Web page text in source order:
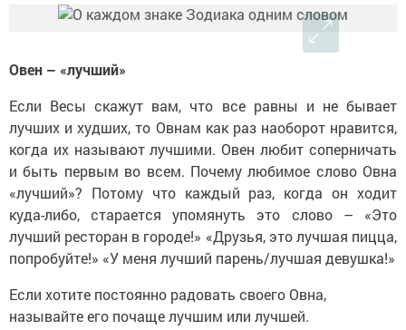
Овен – «лучший»
Если Весы скажут вам, что все равны и не бывает
лучших и худших, то Овнам как раз наоборот нравится,
когда их называют лучшими. Овен любит соперничать
и быть первым во всем. Почему любимое слово Овна
«лучший»? Потому что каждый раз, когда он ходит
куда-либо, старается упомянуть это слово – «Это
лучший ресторан в городе!» «Друзья, это лучшая пицца,
попробуйте!» «У меня лучший парень/лучшая девушка!»
Если хотите постоянно радовать своего Овна,
называйте его почаще лучшим или лучшей.